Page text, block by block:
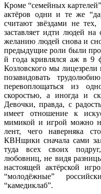
Кроме “семейных
актёров одни и те же
считают звёздами не тех,
заставляет идти людей
желанию людей снова и
предыдущие роли были
й года кривлялся аж в 9
Козловского мы
позавидовать
перевоплощаться из
скоростью, а иногда и
Девочки, правда, с
имеет отношение к
мимикой и игрой можно
лент, чего наверняка
КВНщики сначала сами
туда всех своих
любовниц, не видя
настоящей актёрской
“молодёжные”
“камедиклаб”.